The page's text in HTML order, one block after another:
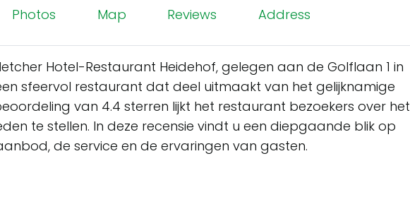
Photos Map Reviews Address
Hotel-Restaurant Heidehof, gelegen aan de Golflaan 1 in
sfeervol restaurant dat deel uitmaakt van het gelijknamige
van 4.4 sterren lijkt het restaurant bezoekers over het
te stellen. In deze recensie vindt u een diepgaande blik op
de service en de ervaringen van gasten.